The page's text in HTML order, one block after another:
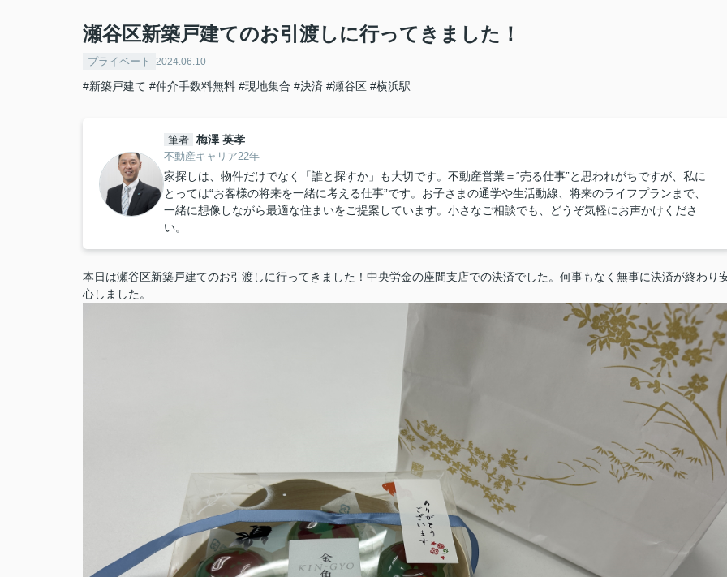
瀬谷区新築戸建てのお引渡しに行ってきました！
プライベート 2024.06.10
#新築戸建て #仲介手数料無料 #現地集合 #決済 #瀬谷区 #横浜駅
筆者 梅澤 英孝
不動産キャリア22年
家探しは、物件だけでなく「誰と探すか」も大切です。不動産営業＝“売る仕事”と思われがちですが、私に
とっては“お客様の将来を一緒に考える仕事”です。お子さまの通学や生活動線、将来のライフプランまで、
一緒に想像しながら最適な住まいをご提案しています。小さなご相談でも、どうぞ気軽にお声かけくださ
い。
本日は瀬谷区新築戸建てのお引渡しに行ってきました！中央労金の座間支店での決済でした。何事もなく無事に決済が終わり
心しました。